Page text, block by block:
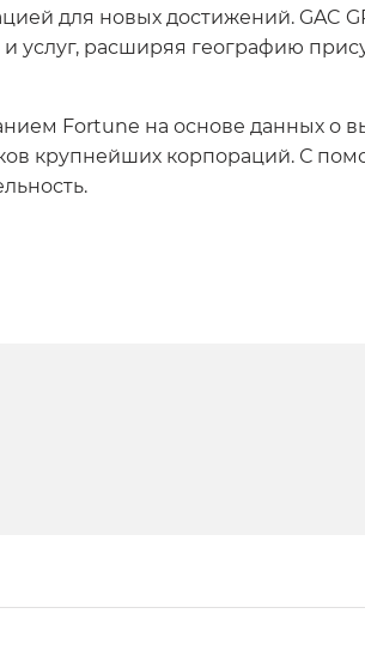
для новых достижений. GAC
услуг, расширяя географию
Fortune на основе данных о
крупнейших корпораций. С